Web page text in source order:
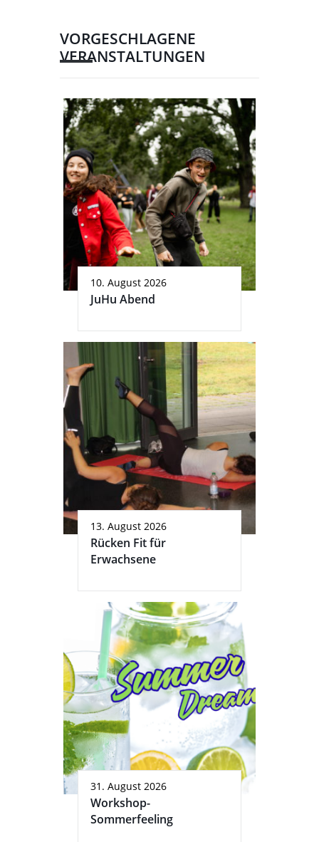
VORGESCHLAGENE
VERANSTALTUNGEN
10. August 2026
JuHu Abend
13. August 2026
Rücken Fit für
Erwachsene
31. August 2026
Workshop-
Sommerfeeling